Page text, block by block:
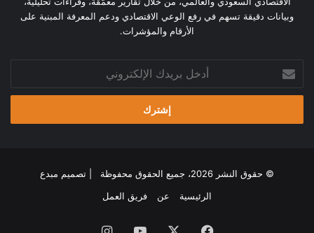
وبيانات دقيقة تسهم في رفع الوعي الاقتصادي ودعم المعرفة المبنية على
الأرقام والمؤشرات.
بريدك
الإلكتروني
© حقوق النشر 2026، جميع الحقوق محفوظة | تصميم
مبدع
الرئيسية
عن فريق العمل
فيسبوك ‫YouTubeانستقرام